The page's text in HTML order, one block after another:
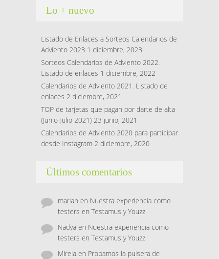
Lo + nuevo
Listado de Enlaces a Sorteos Calendarios de
Adviento 2023 1 diciembre, 2023
Sorteos Calendarios de Adviento 2022.
Listado de enlaces 1 diciembre, 2022
Calendarios de Adviento 2021. Listado de
enlaces 2 diciembre, 2021
TOP de tarjetas que pagan por darte de alta
(Junio-Julio 2021) 23 junio, 2021
Calendarios de Adviento 2020 para participar
desde Instagram 2 diciembre, 2020
Últimos comentarios
mariah en Nuestra experiencia como
testers en Testamus y Youzz
Nadya en Nuestra experiencia como
testers en Testamus y Youzz
Mireia en Probamos la pulsera de